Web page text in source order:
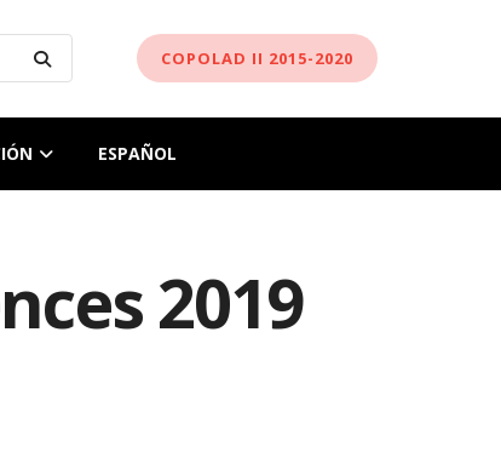
COPOLAD II 2015-2020
ESPAÑOL
2019